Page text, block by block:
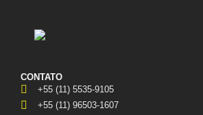
CONTATO
+55 (11) 5535-9105
+55 (11) 96503-1607